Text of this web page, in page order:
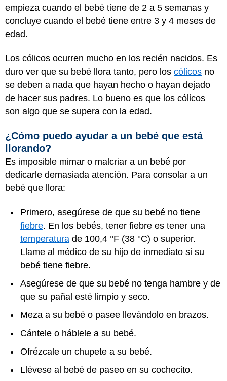
empieza cuando el bebé tiene de 2 a 5 semanas y
concluye cuando el bebé tiene entre 3 y 4 meses de
edad.
Los cólicos ocurren mucho en los recién nacidos. Es
duro ver que su bebé llora tanto, pero los cólicos no
se deben a nada que hayan hecho o hayan dejado
de hacer sus padres. Lo bueno es que los cólicos
son algo que se supera con la edad.
¿Cómo puedo ayudar a un bebé que está
llorando?
Es imposible mimar o malcriar a un bebé por
dedicarle demasiada atención. Para consolar a un
bebé que llora:
Primero, asegúrese de que su bebé no tiene
fiebre. En los bebés, tener fiebre es tener una
temperatura de 100,4 °F (38 °C) o superior.
Llame al médico de su hijo de inmediato si su
bebé tiene fiebre.
Asegúrese de que su bebé no tenga hambre y de
que su pañal esté limpio y seco.
Meza a su bebé o pasee llevándolo en brazos.
Cántele o háblele a su bebé.
Ofrézcale un chupete a su bebé.
Llévese al bebé de paseo en su cochecito.